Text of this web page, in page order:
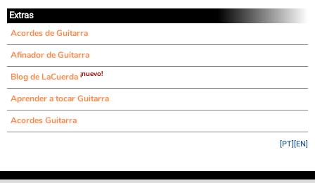
Extras
Acordes de Guitarra
Afinador de Guitarra
Blog de LaCuerda ¡nuevo!
Aprender a tocar Guitarra
Acordes Guitarra
[EN]
[PT]